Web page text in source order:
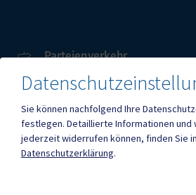
Parteienverkehr
Amtsstunden
Heute , Geschlossen
Sie können nachfolgend Ihre
festlegen. Detaillierte Informationen und
jederzeit widerrufen können, finden Sie
Datenschutzerklärung.